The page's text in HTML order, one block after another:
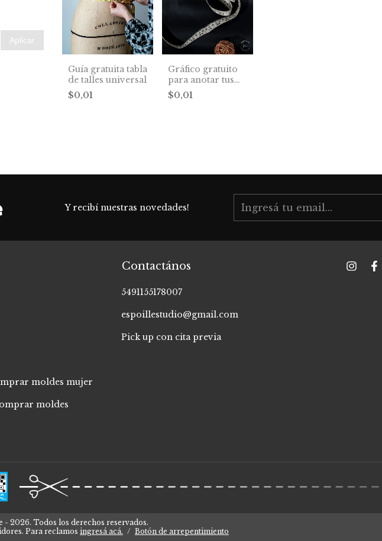
Aplicar
Guía gratuita tabla
de talles universal
$0,01
Gráfico gratuito
para anotar tus
medidas
$0,01
Y recibí nuestras novedades!
moldes mujer
moldes
Contactános
5491155178007
espoillestudio@gmail.com
Pick up con cita previa
2026. Todos los derechos reservados.
Para reclamos ingresá acá. / Botón de arrepentimiento